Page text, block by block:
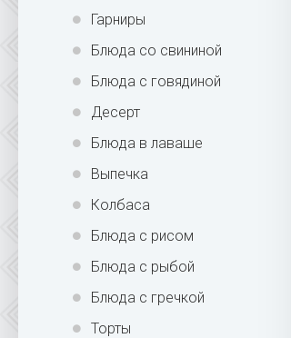
Гарниры
Блюда со свининой
Блюда с говядиной
Десерт
Блюда в лаваше
Выпечка
Колбаса
Блюда с рисом
Блюда с рыбой
Блюда с гречкой
Торты